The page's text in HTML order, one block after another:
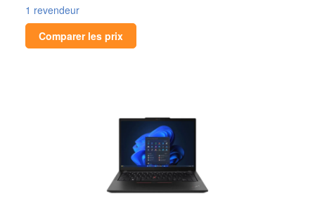
1 revendeur
Comparer les prix